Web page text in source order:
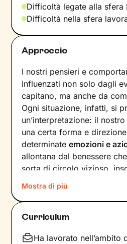
Difficoltà legate alla sfera
Difficoltà nella sfera
Approccio
I nostri pensieri e
influenzati non solo dagli
capitano, ma anche da
Ogni situazione, infatti, si
un’interpretazione: il nostro
una certa forma e
determinateemozioni e
allontana dal benessere
sorta di circolo vizioso,
Si può interrompere questo
innescando un
maggiore serenità
comportamenti che lo
Mostra di più
Curriculum
Ha lavorato nell’ambito